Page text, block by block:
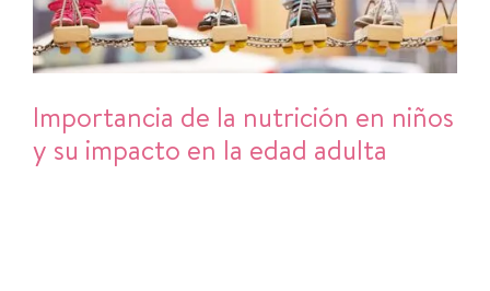
Importancia de la nutrición en niños
y su impacto en la edad adulta